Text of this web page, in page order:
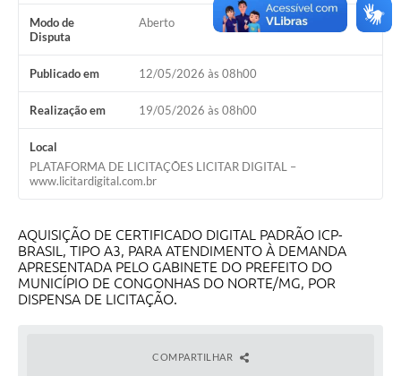
Modo de
Disputa
Aberto
Publicado em 12/05/2026 às 08h00
Realização em 19/05/2026 às 08h00
Local
PLATAFORMA DE LICITAÇÕES LICITAR DIGITAL –
www.licitardigital.com.br
AQUISIÇÃO DE CERTIFICADO DIGITAL PADRÃO ICP-
BRASIL, TIPO A3, PARA ATENDIMENTO À DEMANDA
APRESENTADA PELO GABINETE DO PREFEITO DO
MUNICÍPIO DE CONGONHAS DO NORTE/MG, POR
DISPENSA DE LICITAÇÃO.
COMPARTILHAR